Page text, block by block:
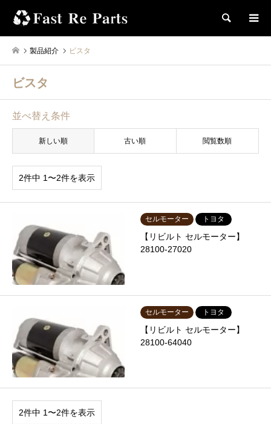
検索
製品紹介 ビスタ
ビスタ
並べ替え条件
新しい順 古い順 閲覧数順
2件中 1〜2件を表示
セルモーター トヨタ
【リビルト セルモーター】
28100-27020
セルモーター トヨタ
【リビルト セルモーター】
28100-64040
2件中 1〜2件を表示